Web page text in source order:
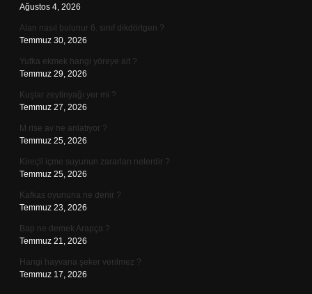
Ağustos 4, 2026
Alan nasıl bulunur 6. sınıf dikdörtgen ?
Temmuz 30, 2026
Yufka ekmek hangi yöreye ait ?
Temmuz 29, 2026
Kuşlar zeytinyağı yer mi ?
Temmuz 27, 2026
M rise av ne anlatıyor ?
Temmuz 25, 2026
Kireçli içme suyunun zararları nelerdir ?
Temmuz 25, 2026
Kafkas oyununa ne denir ?
Temmuz 23, 2026
Bap ne demek Arapça ?
Temmuz 21, 2026
Hangi hayvana şeker verilmez ?
Temmuz 17, 2026